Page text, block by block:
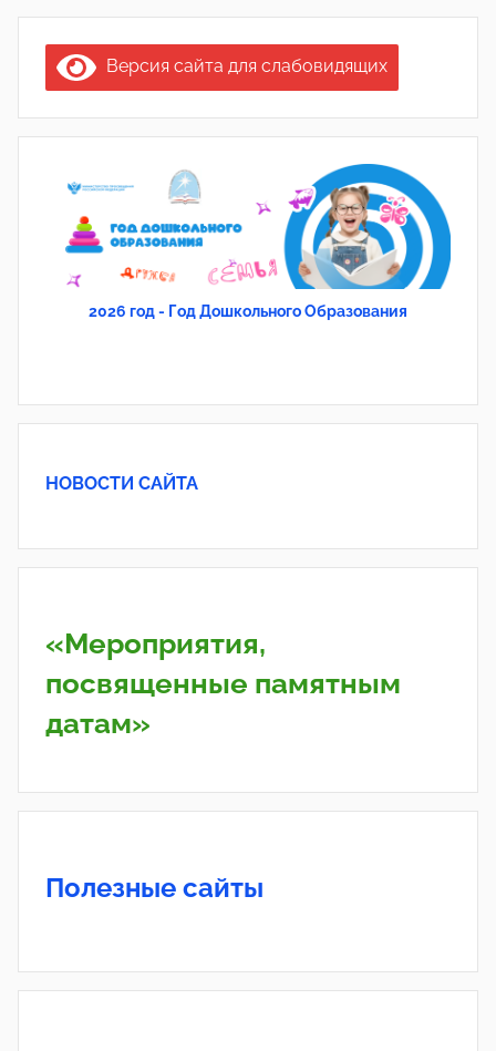
Версия сайта для слабовидящих
2026 год - Год Дошкольного Образования
НОВОСТИ САЙТА
«Мероприятия,
посвященные памятным
датам»
Полезные сайты